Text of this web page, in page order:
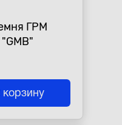
ГРМ
корзину